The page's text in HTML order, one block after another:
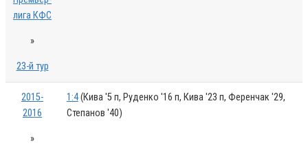
лига КФС
»
23-й тур
2015-
2016
»
1:4(Кива '5 п, Руденко '16 п, Кива '23 п, Ференчак '29,
Степанов '40)